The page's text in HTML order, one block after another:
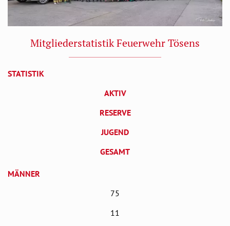
Mitgliederstatistik Feuerwehr Tösens
STATISTIK
AKTIV
RESERVE
JUGEND
GESAMT
MÄNNER
75
11